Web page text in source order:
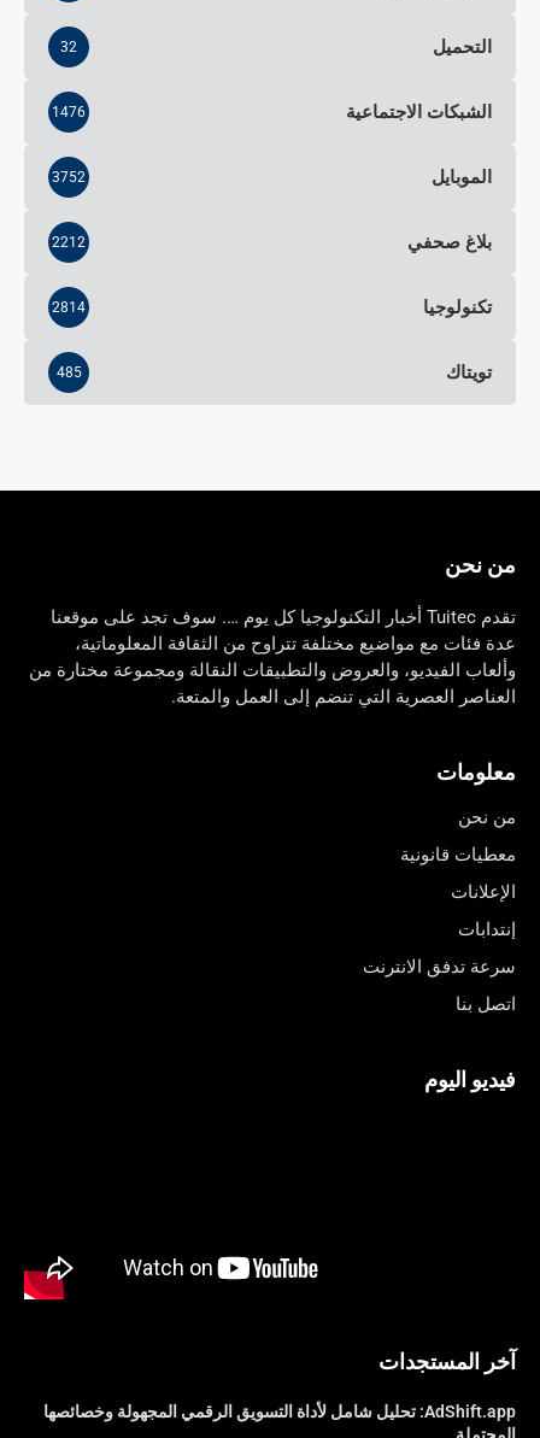
التحميل 32
الشبكات الاجتماعية 1476
الموبايل 3752
بلاغ صحفي 2212
تكنولوجيا 2814
تويتاك 485
من نحن
تقدم Tuitec أخبار التكنولوجيا كل يوم …. سوف تجد على موقعنا
عدة فئات مع مواضيع مختلفة تتراوح من الثقافة المعلوماتية،
وألعاب الفيديو، والعروض والتطبيقات النقالة ومجموعة مختارة من
العناصر العصرية التي تنضم إلى العمل والمتعة.
معلومات
من نحن
معطيات قانونية
الإعلانات
إنتدابات
سرعة تدفق الانترنت
اتصل بنا
فيديو اليوم
آخر المستجدات
AdShift.app: تحليل شامل لأداة التسويق الرقمي المجهولة وخصائصها